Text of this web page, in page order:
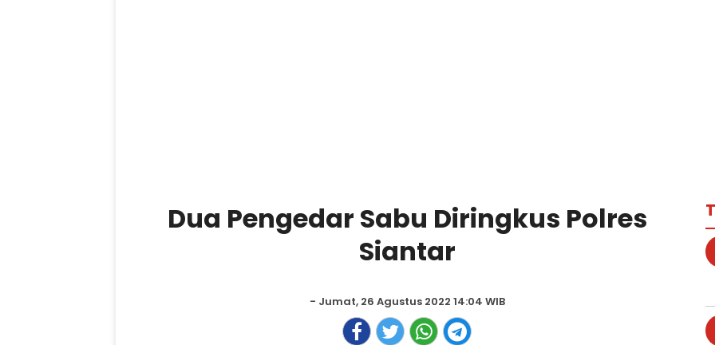
Dua Pengedar Sabu Diringkus Polres
Siantar
- Jumat, 26 Agustus 2022 14:04 WIB